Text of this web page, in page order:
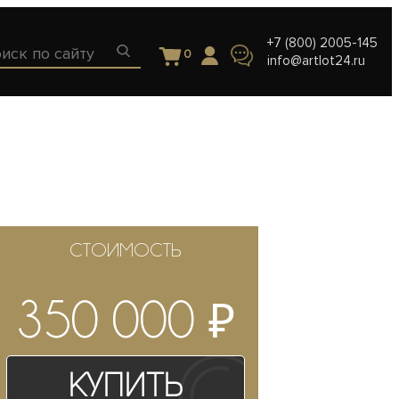
0
+7 (800) 2005-145
info@artlot24.ru
СТОИМОСТЬ
350 000 ₽
Купить